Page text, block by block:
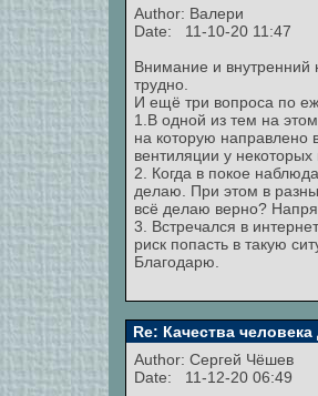
Author: Валери
Date: 11-10-20 11:47
Внимание и внутренний
трудно.
И ещё три вопроса по
1.В одной из тем на
на которую направлено
вентиляции у
2. Когда в покое
делаю. При этом в
всё делаю верно?
3. Встречался в
риск попасть в такую
Благодарю.
Re: Качества
Author: Сергей Чёшев
Date: 11-12-20 06:49